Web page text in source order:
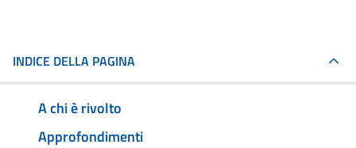
INDICE DELLA PAGINA
A chi è rivolto
Approfondimenti